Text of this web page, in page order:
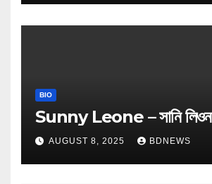
BIO
Sunny Leone – সানি লিওন
AUGUST 8, 2025 BDNEWS